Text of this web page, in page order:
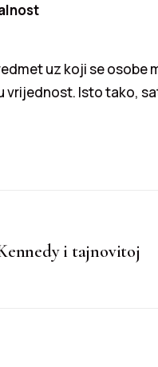
uz koji se
vrijednost. Isto tako,
i tajnovitoj